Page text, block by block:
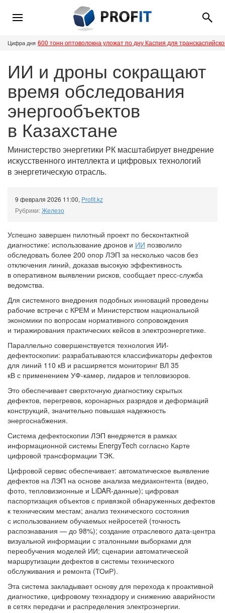
Цифра дня 600 тонн оптоволокна уложат по дну Каспия для
ИИ и дроны сокращают
время обследования
энергообъектов
в Казахстане
Министерство энергетики РК масштабирует внедрение
искусственного интеллекта и цифровых технологий
в энергетическую отрасль.
9 февраля 2026 11:00, Profit.kz
Рубрики:Железо
Успешно завершен пилотный проект по бесконтактной
диагностике: использование дронов и ИИ позволило
обследовать более 200 опор ЛЭП за несколько часов без
отключения линий, доказав высокую эффективность
в оперативном выявлении рисков, сообщает пресс-служба
ведомства.
Для системного внедрения подобных инноваций проведены
рабочие встречи с КРЕМ и Министерством национальной
экономики по вопросам нормативного сопровождения
и тиражирования практических кейсов в электроэнергетике.
Параллельно совершенствуется технология ИИ-
дефектоскопии: разрабатываются классификаторы дефектов
для линий 110 кВ и расширяется мониторинг ВЛ 35
кВ с применением УФ-камер, лидаров и тепловизоров.
Это обеспечивает сверхточную диагностику скрытых
дефектов, перегревов, коронарных разрядов и деформаций
конструкций, значительно повышая надежность
энергоснабжения.
Система дефектоскопии ЛЭП внедряется в рамках
информационной системы EnergyTech согласно Карте
цифровой трансформации ТЭК.
Цифровой сервис обеспечивает: автоматическое выявление
дефектов на ЛЭП на основе анализа медиаконтента (видео,
фото, тепловизионные и LiDAR-данные); цифровая
паспортизация объектов с привязкой обнаруженных дефектов
к техническим местам; анализ технического состояния
с использованием обучаемых нейросетей (точность
распознавания — до 98%); создание отраслевого дата-центра
визуальной информации с эталонными выборками для
переобучения моделей ИИ; сценарии автоматической
маршрутизации дефектов в системы технического
обслуживания и ремонта (ТОиР).
Эта система закладывает основу для перехода к проактивной
диагностике, цифровому технадзору и снижению аварийности
в сетях передачи и распределения электроэнергии.